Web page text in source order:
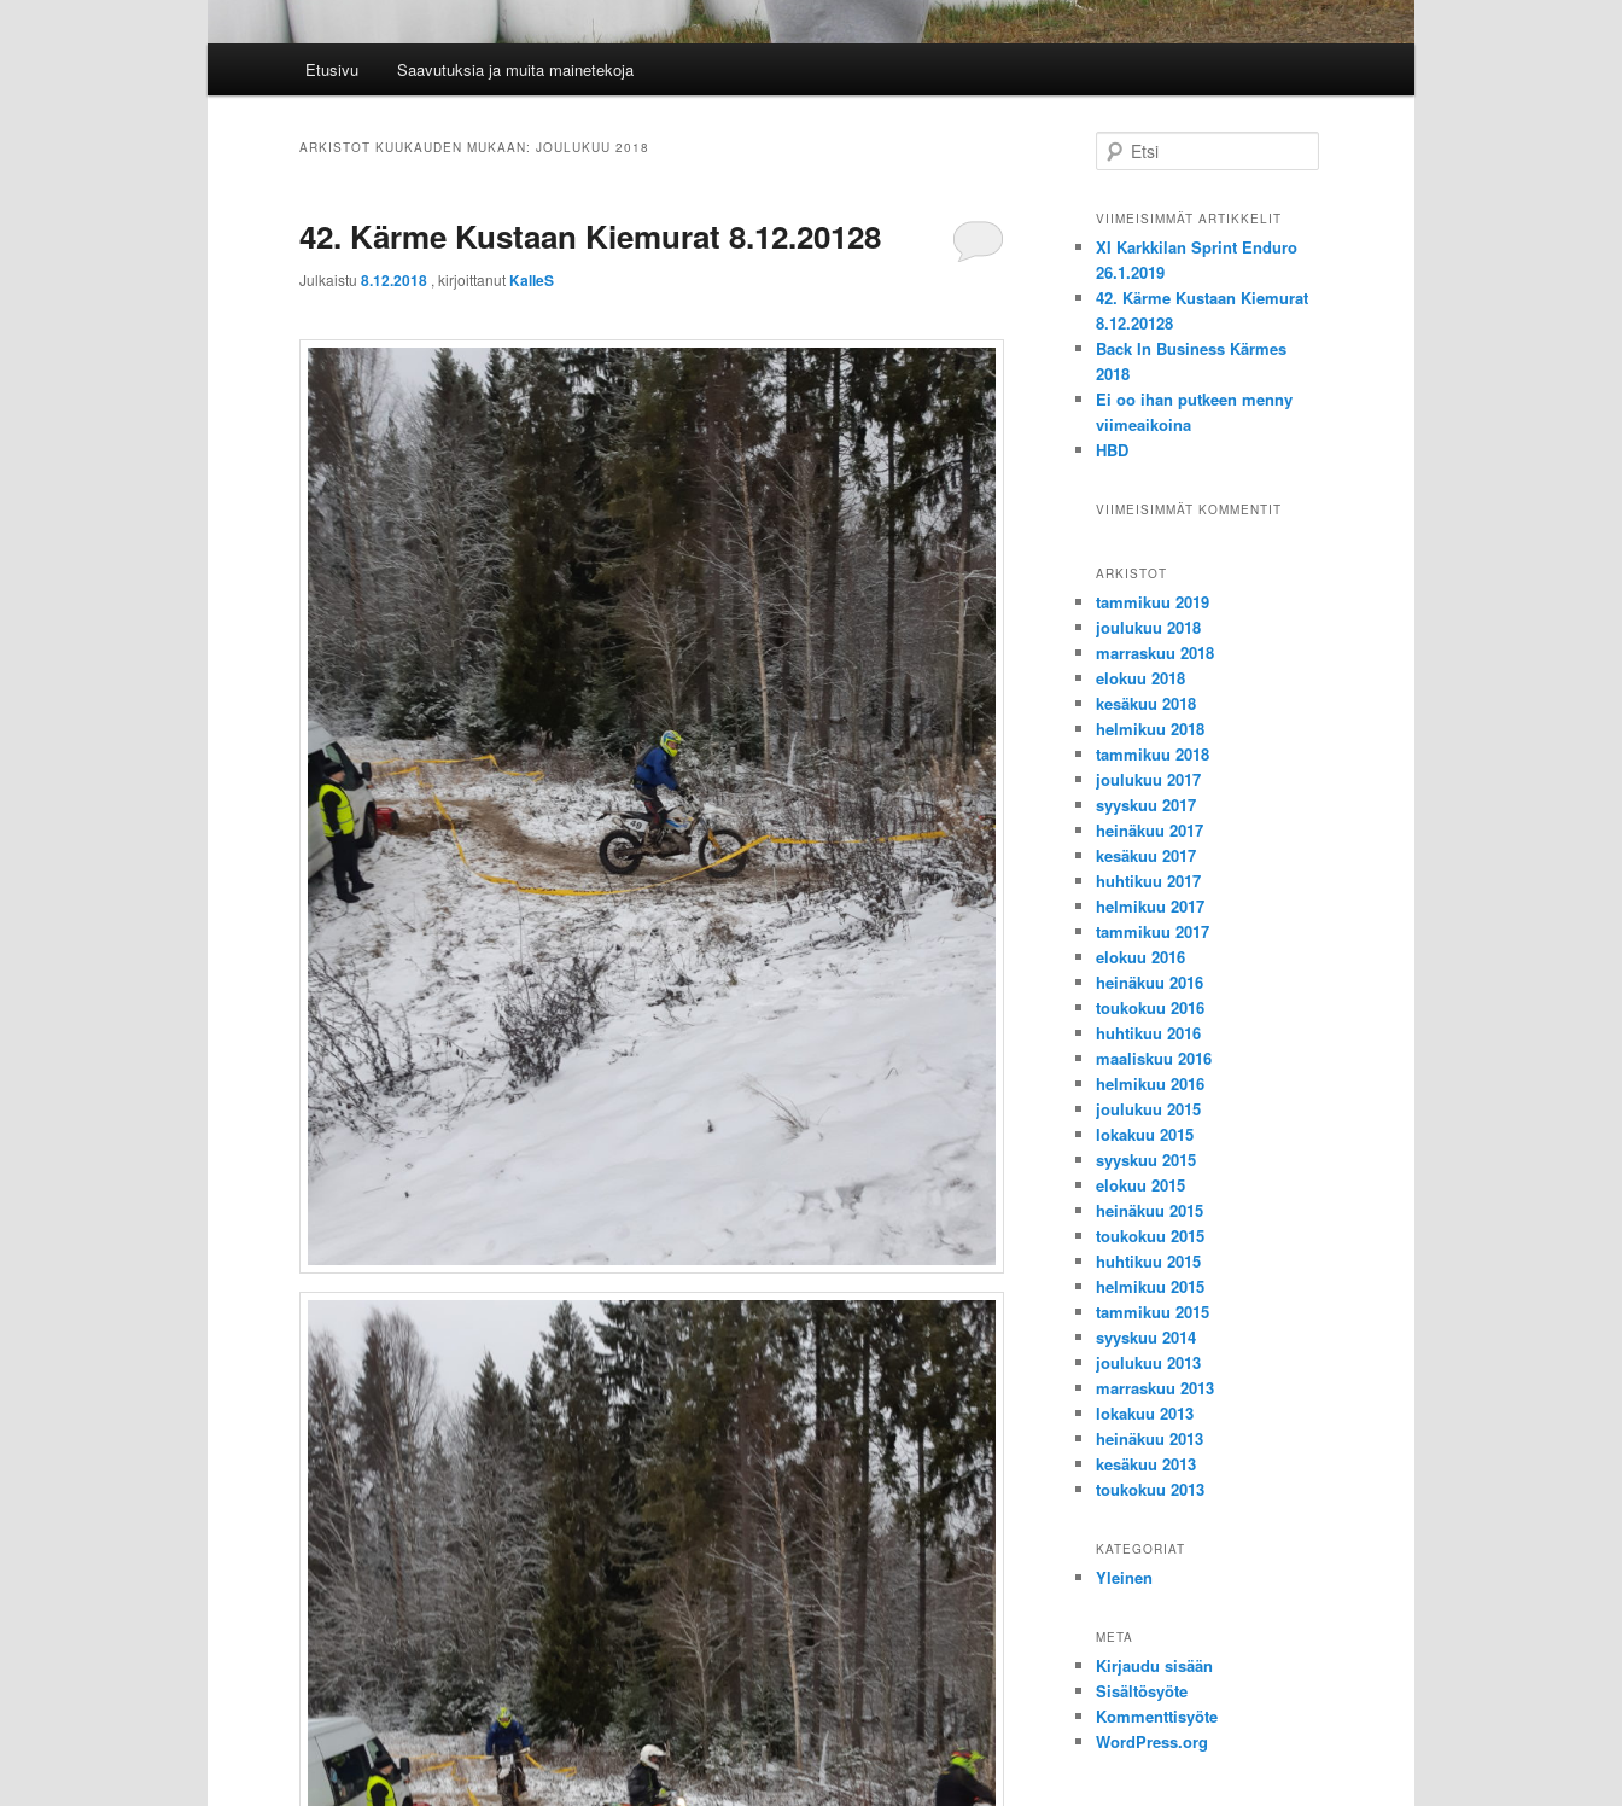
Etusivu Saavutuksia ja muita mainetekoja
ARKISTOT KUUKAUDEN MUKAAN: JOULUKUU 2018
42. Kärme Kustaan Kiemurat 8.12.20128
Julkaistu 8.12.2018 , kirjoittanutKalleS
t
iVIIMEISIMMÄT ARTIKKELIT
XI Karkkilan Sprint Enduro
26.1.2019
42. Kärme Kustaan Kiemurat
8.12.20128
Back In Business Kärmes
2018
Ei oo ihan putkeen menny
viimeaikoina
HBD
VIIMEISIMMÄT KOMMENTIT
ARKISTOT
tammikuu 2019
joulukuu 2018
marraskuu 2018
elokuu 2018
kesäkuu 2018
helmikuu 2018
tammikuu 2018
joulukuu 2017
syyskuu 2017
heinäkuu 2017
kesäkuu 2017
huhtikuu 2017
helmikuu 2017
tammikuu 2017
elokuu 2016
heinäkuu 2016
toukokuu 2016
huhtikuu 2016
maaliskuu 2016
helmikuu 2016
joulukuu 2015
lokakuu 2015
syyskuu 2015
elokuu 2015
heinäkuu 2015
toukokuu 2015
huhtikuu 2015
helmikuu 2015
tammikuu 2015
syyskuu 2014
joulukuu 2013
marraskuu 2013
lokakuu 2013
heinäkuu 2013
kesäkuu 2013
toukokuu 2013
KATEGORIAT
Yleinen
META
Kirjaudu sisään
Sisältösyöte
Kommenttisyöte
WordPress.org